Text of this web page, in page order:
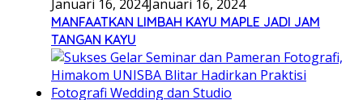
Januari 16, 2024Januari 16, 2024
MANFAATKAN LIMBAH KAYU MAPLE JADI JAM
TANGAN KAYU